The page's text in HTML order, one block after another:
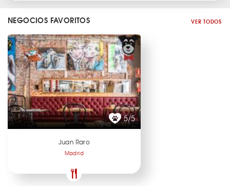
NEGOCIOS FAVORITOS VER TODOS
5/5
Juan Raro
Madrid